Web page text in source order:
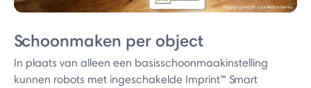
Schoonmaken per object
In plaats van alleen een basisschoonmaakinstelling
kunnen robots met ingeschakelde Imprint™ Smart